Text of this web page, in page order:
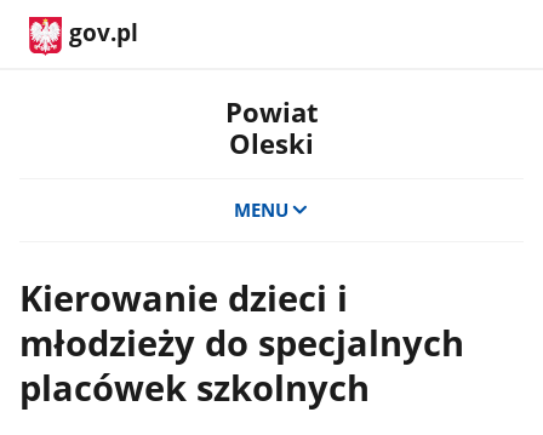
gov.pl
Powiat
Oleski
MENU
Kierowanie dzieci i
młodzieży do specjalnych
placówek szkolnych